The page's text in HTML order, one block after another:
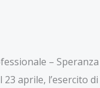
–
aprile, l’esercito